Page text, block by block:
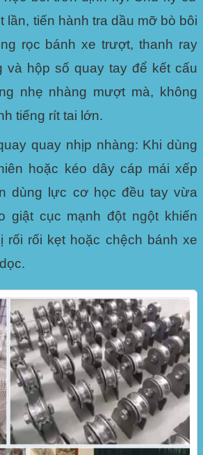
lần, tiến hành tra dầu mỡ bò bôi
rọc bánh xe trượt, thanh ray
và hộp số quay tay để kết cấu
nhẹ nhàng mượt mà, không
tiếng rít tai lớn.
quay nhịp nhàng: Khi dùng
hoặc kéo dây cáp mái xếp
dùng lực cơ học đều tay vừa
giật cục mạnh đột ngột khiến
rối rối kẹt hoặc chệch bánh xe